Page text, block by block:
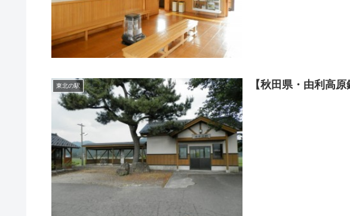
東北の駅 【秋田県・由利高